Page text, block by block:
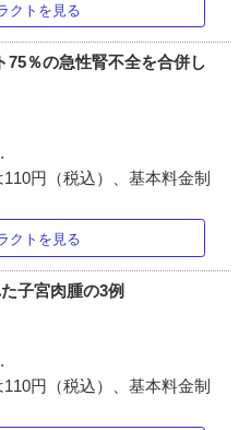
クトを見る
75％の急性腎不全を合併し
円（税込）、基本料金制
クトを見る
子宮肉腫の3例
円（税込）、基本料金制